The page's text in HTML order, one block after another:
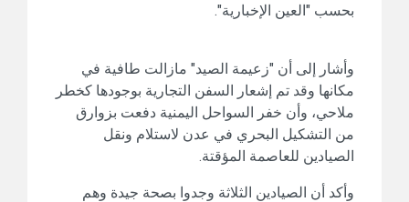
بحسب "العين الإخبارية".
وأشار إلى أن "زعيمة الصيد" مازالت طافية في
مكانها وقد تم إشعار السفن التجارية بوجودها كخطر
ملاحي، وأن خفر السواحل اليمنية دفعت بزوارق
من التشكيل البحري في عدن لاستلام ونقل
الصيادين للعاصمة المؤقتة.
وأكد أن الصيادين الثلاثة وجدوا بصحة جيدة وهم